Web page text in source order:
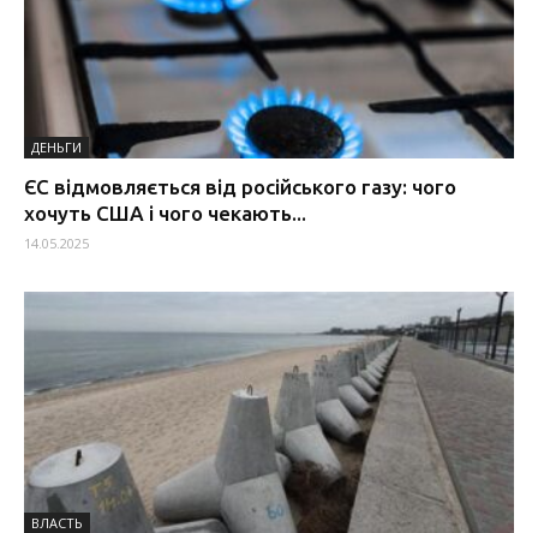
ДЕНЬГИ
ЄС відмовляється від російського газу: чого
хочуть США і чого чекають...
14.05.2025
ВЛАСТЬ